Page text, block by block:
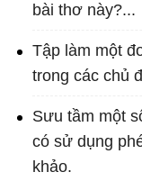
bài thơ này?...
Tập làm một
trong các chủ
Sưu tầm một
có sử dụng
khảo.